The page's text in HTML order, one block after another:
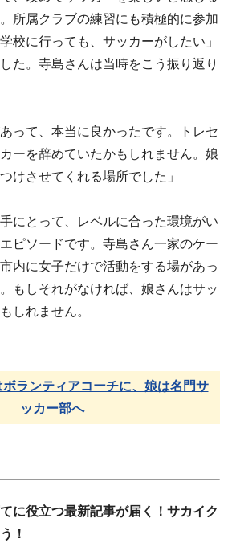
所属クラブの練習にも積極的に参加
校に行っても、サッカーがしたい」
た。寺島さんは当時をこう振り返り
って、本当に良かったです。トレセ
ーを辞めていたかもしれません。娘
けさせてくれる場所でした」
にとって、レベルに合った環境がい
ピソードです。寺島さん一家のケー
内に女子だけで活動をする場があっ
もしそれがなければ、娘さんはサッ
しれません。
ボランティアコーチに、娘は名門サ
ッカー部へ
に役立つ最新記事が届く！サカイク
！